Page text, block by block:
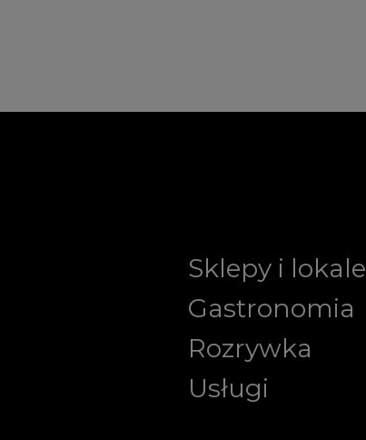
Sklepy i lokale
Gastronomia
Rozrywka
Usługi